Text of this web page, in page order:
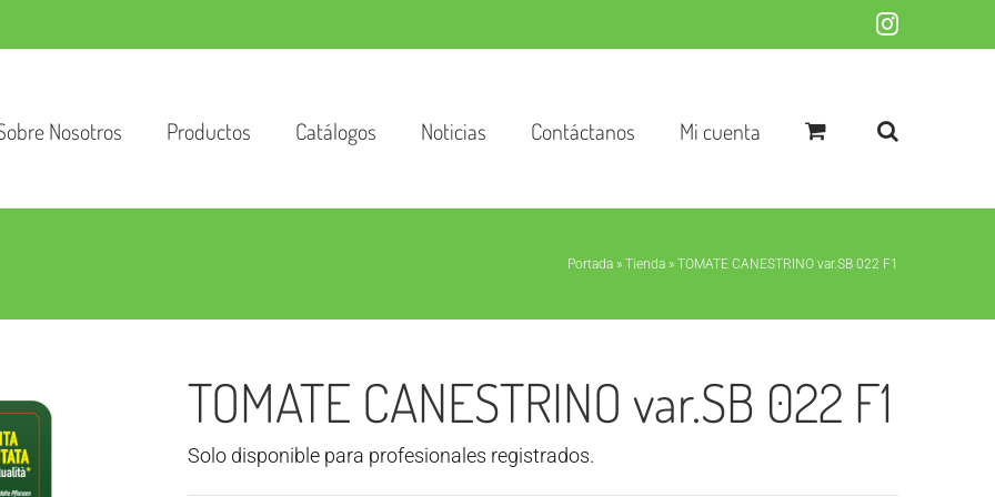
Instagram
Nosotros Productos Catálogos Noticias Contáctanos Mi cuenta
Portada » Tienda » TOMATE CANESTRINO var.SB 022 F1
TOMATE CANESTRINO var.SB 022 F1
Solo disponible para profesionales registrados.